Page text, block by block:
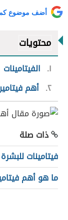
أضف موضوع
محتويات
١
الفيتامينات
٢ أهم
ذات صلة
فيتامينات
ما هو أهم